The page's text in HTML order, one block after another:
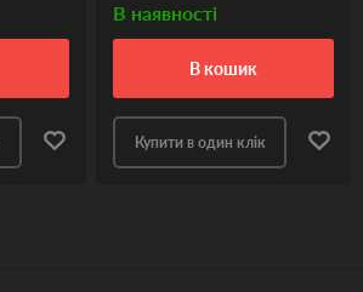
В наявності
в кошик
Купити в один клік